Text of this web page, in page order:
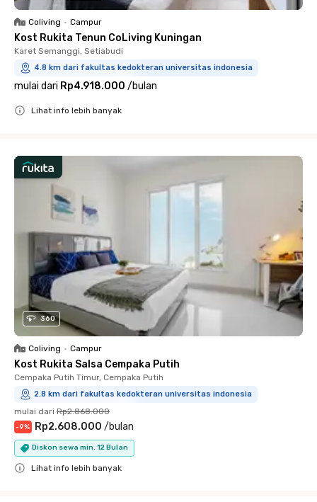
Coliving • Campur
Kost Rukita Tenun CoLiving Kuningan
Karet Semanggi, Setiabudi
4.8 km dari fakultas kedokteran universitas indonesia
mulai dari Rp4.918.000 /bulan
Lihat info lebih banyak
360
Coliving • Campur
Kost Rukita Salsa Cempaka Putih
Cempaka Putih Timur, Cempaka Putih
2.8 km dari fakultas kedokteran universitas indonesia
mulai dari Rp2.868.000
-9% Rp2.608.000 /bulan
Diskon sewa min. 12 Bulan
Lihat info lebih banyak